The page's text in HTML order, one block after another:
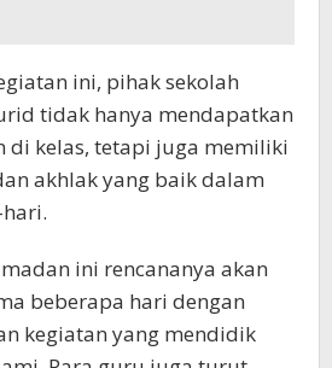
ini, pihak sekolah
tidak hanya mendapatkan
di kelas, tetapi juga memiliki
akhlak yang baik dalam
ini rencananya akan
beberapa hari dengan
kegiatan yang mendidik